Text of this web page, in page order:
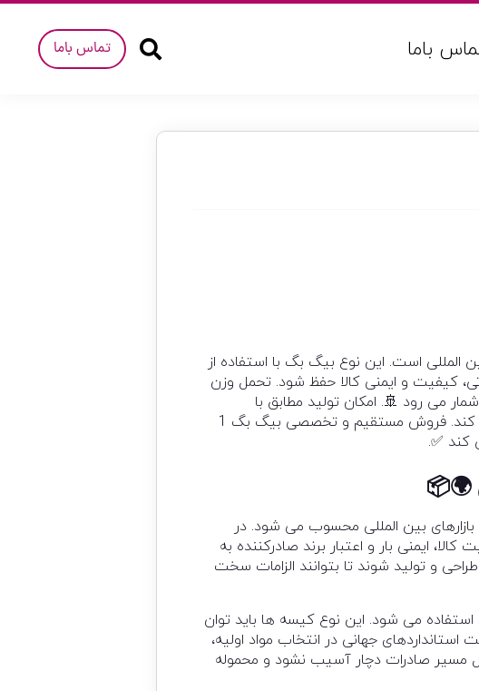
باما تماس باما
بین المللی است. این نوع بیگ بگ با استفاده از
کیفیت و ایمنی کالا حفظ شود. تحمل وزن
می رود 🚢. امکان تولید مطابق با
استانداردهای جهانی و نیاز بازار هدف، ارزش افزوده قابل توجهی برای صادرکنندگان ایجاد می کند. فروش مستقیم و تخصصی بیگ بگ 1
کند ✅.
🌍📦
و بازارهای بین المللی محسوب می شود. در
ایمنی بار و اعتبار برند صادرکننده به
و تولید شوند تا بتوانند الزامات سخت
استفاده می شود. این نوع کیسه ها باید توان
جهانی در انتخاب مواد اولیه،
صادرات دچار آسیب نشود و محموله